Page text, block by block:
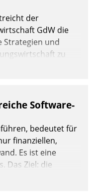
der
GdW die
Strategien und
zu
Software-
bedeutet für
finanziellen,
Es ist eine
Das Ziel: die
Damit
Grundregeln